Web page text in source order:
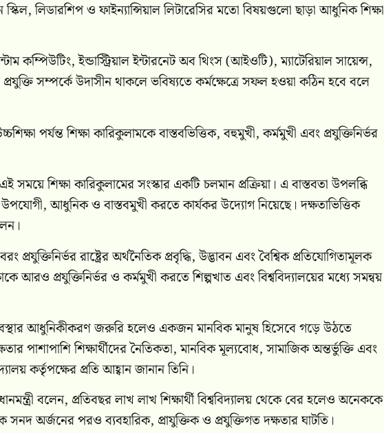
লিডারশিপ ও ফাইন্যান্সিয়াল লিটারেসির মতো বিষয়গুলো ছাড়া আধুনিক শিক্ষা
কম্পিউটিং, ইন্ডাস্ট্রিয়াল ইন্টারনেট অব থিংস (আইওটি), ম্যাটেরিয়াল সায়েন্স,
সম্পর্কে উদাসীন থাকলে ভবিষ্যতে কর্মক্ষেত্রে সফল হওয়া কঠিন হবে বলে
পর্যন্ত শিক্ষা কারিকুলামকে বাস্তবভিত্তিক, বহুমুখী, কর্মমুখী এবং প্রযুক্তিনির্ভর
শিক্ষা কারিকুলামের সংস্কার একটি চলমান প্রক্রিয়া। এ বাস্তবতা উপলব্ধি
আধুনিক ও বাস্তবমুখী করতে কার্যকর উদ্যোগ নিয়েছে। দক্ষতাভিত্তিক
প্রযুক্তিনির্ভর রাষ্ট্রের অর্থনৈতিক প্রবৃদ্ধি, উদ্ভাবন এবং বৈশ্বিক প্রতিযোগিতামূলক
আরও প্রযুক্তিনির্ভর ও কর্মমুখী করতে শিল্পখাত এবং বিশ্ববিদ্যালয়ের মধ্যে সমন্বয়
আধুনিকীকরণ জরুরি হলেও একজন মানবিক মানুষ হিসেবে গড়ে উঠতে
পাশাপাশি শিক্ষার্থীদের নৈতিকতা, মানবিক মূল্যবোধ, সামাজিক অন্তর্ভুক্তি এবং
কর্তৃপক্ষের প্রতি আহ্বান জানান তিনি।
বলেন, প্রতিবছর লাখ লাখ শিক্ষার্থী বিশ্ববিদ্যালয় থেকে বের হলেও অনেককে
অর্জনের পরও ব্যবহারিক, প্রাযুক্তিক ও প্রযুক্তিগত দক্ষতার ঘাটতি।